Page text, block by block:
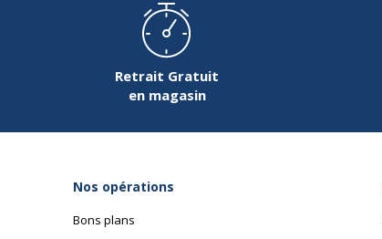
Retrait Gratuit
en magasin
Nos opérations
Bons plans